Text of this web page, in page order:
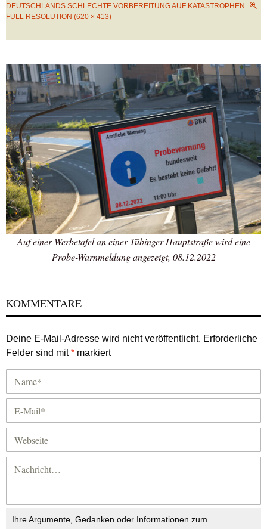
DEUTSCHLANDS SCHLECHTE VORBEREITUNG AUF KATASTROPHEN
FULL RESOLUTION (620 × 413)
Auf einer Werbetafel an einer Tübinger Hauptstraße wird eine
Probe-Warnmeldung angezeigt, 08.12.2022
KOMMENTARE
Deine E-Mail-Adresse wird nicht veröffentlicht. Erforderliche
Felder sind mit* markiert
Ihre Argumente, Gedanken oder Informationen zum